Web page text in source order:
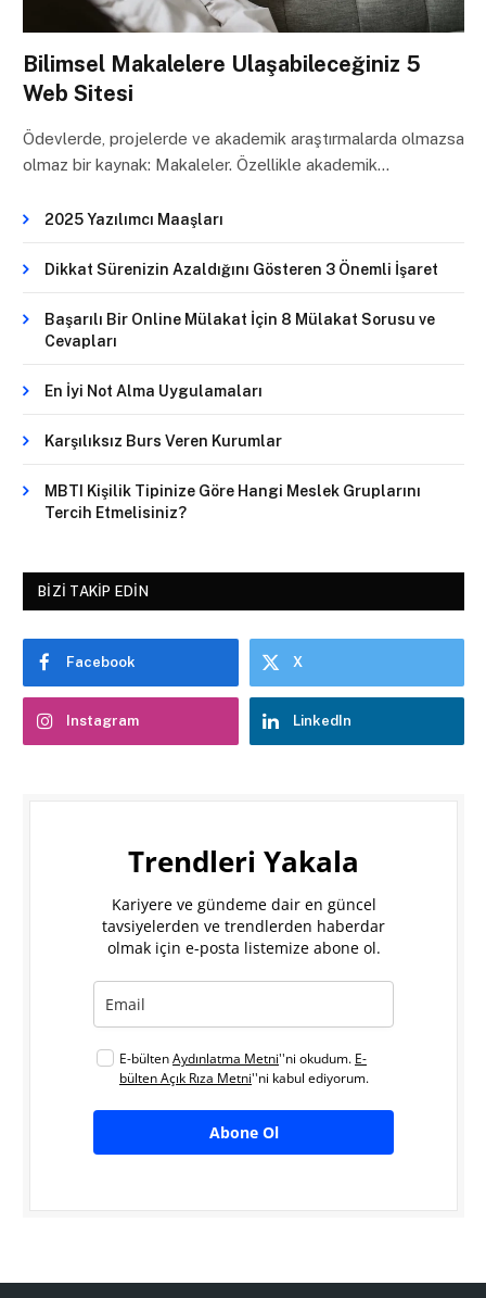
Bilimsel Makalelere Ulaşabileceğiniz 5
Web Sitesi
Ödevlerde, projelerde ve akademik araştırmalarda olmazsa
olmaz bir kaynak: Makaleler. Özellikle akademik…
2025 Yazılımcı Maaşları
Dikkat Sürenizin Azaldığını Gösteren 3 Önemli İşaret
Başarılı Bir Online Mülakat İçin 8 Mülakat Sorusu ve
Cevapları
En İyi Not Alma Uygulamaları
Karşılıksız Burs Veren Kurumlar
MBTI Kişilik Tipinize Göre Hangi Meslek Gruplarını
Tercih Etmelisiniz?
BIZI TAKIP EDIN
Facebook X
Instagram LinkedIn
Trendleri Yakala
Kariyere ve gündeme dair en güncel
tavsiyelerden ve trendlerden haberdar
olmak için e-posta listemize abone ol.
E-bültenAydınlatma Metni''ni okudum. E-
bülten Açık Rıza Metni''ni kabul ediyorum.
Abone Ol